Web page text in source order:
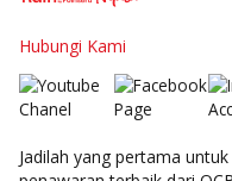
Hubungi Kami
Jadilah yang pertama